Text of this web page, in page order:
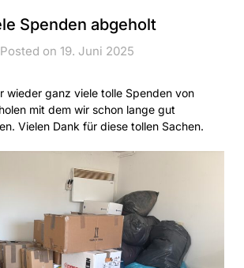
Spenden abgeholt
Posted on 19. Juni 2025
wieder ganz viele tolle Spenden von
mit dem wir schon lange gut
Vielen Dank für diese tollen Sachen.